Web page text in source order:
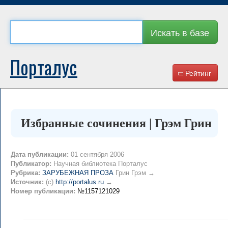
Искать в базе
Рейтинг
Порталус
Избранные сочинения | Грэм Грин
Дата публикации: 01 сентября 2006
Публикатор: Научная библиотека Порталус
Рубрика: ЗАРУБЕЖНАЯ ПРОЗА Грин Грэм →
Источник: (c) http://portalus.ru →
Номер публикации: №1157121029